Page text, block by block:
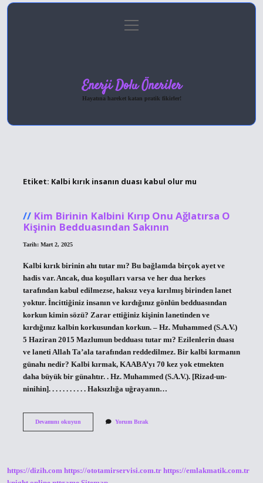
Gizlilik Politikası
menüyü
aç
Enerji Dolu Öneriler
Hayatına hareket katan pratik fikirler!
Etiket: Kalbi kırık insanın duası kabul olur mu
Kim Birinin Kalbini Kırıp Onu Ağlatırsa O
Kişinin Bedduasından Sakının
Tarih: Mart 2, 2025
Kalbi kırık birinin ahı tutar mı? Bu bağlamda birçok ayet ve
hadis var. Ancak, dua koşulları varsa ve her dua herkes
tarafından kabul edilmezse, haksız veya kırılmış birinden lanet
yoktur. İncittiğiniz insanın ve kırdığınız gönlün bedduasından
korkun kimin sözü? Zarar ettiğiniz kişinin lanetinden ve
kırdığınız kalbin korkusundan korkun. – Hz. Muhammed (S.A.V.)
5 Haziran 2015 Mazlumun bedduası tutar mı? Ezilenlerin duası
ve laneti Allah Ta’ala tarafından reddedilmez. Bir kalbi kırmanın
günahı nedir? Kalbi kırmak, KAABA’yı 70 kez yok etmekten
daha büyük bir günahtır. . Hz. Muhammed (S.A.V.). [Rizad-un-
ninihin]. . . . . . . . . . . Haksızlığa uğrayanın…
Devamını okuyunKim
O
Yorum Bırak
https://dizih.com https://ototamirservisi.com.tr https://emlakmatik.com.tr